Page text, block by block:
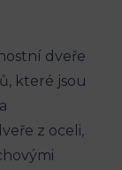
dveře
které jsou
z oceli,